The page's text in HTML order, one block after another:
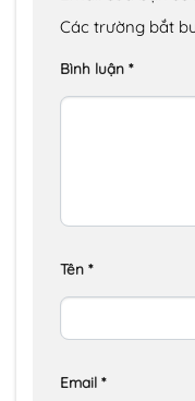
Các trường bắt
Bình luận *
Tên *
Email *